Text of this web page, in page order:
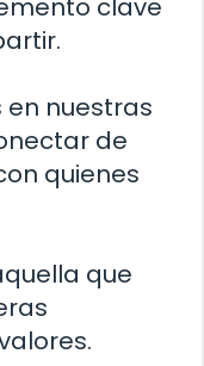
clave
en nuestras
de
quienes
que